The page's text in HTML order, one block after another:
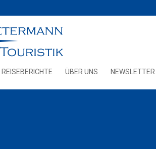
REISEBERICHTE ÜBER UNS NEWSLETTER